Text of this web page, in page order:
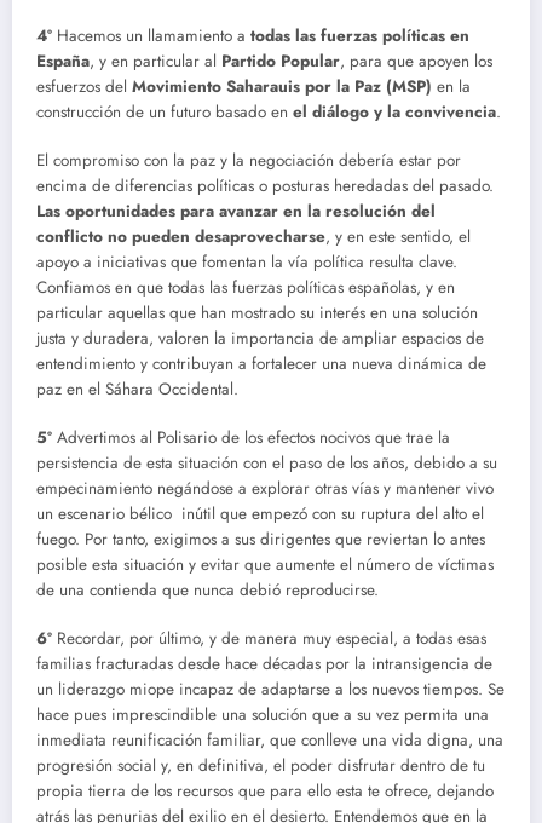
4º Hacemos un llamamiento a todas las fuerzas políticas en
España, y en particular al Partido Popular, para que apoyen los
esfuerzos del Movimiento Saharauis por la Paz (MSP) en la
construcción de un futuro basado en el diálogo y la convivencia.
El compromiso con la paz y la negociación debería estar por
encima de diferencias políticas o posturas heredadas del pasado.
Las oportunidades para avanzar en la resolución del
conflicto no pueden desaprovecharse, y en este sentido, el
apoyo a iniciativas que fomentan la vía política resulta clave.
Confiamos en que todas las fuerzas políticas españolas, y en
particular aquellas que han mostrado su interés en una solución
justa y duradera, valoren la importancia de ampliar espacios de
entendimiento y contribuyan a fortalecer una nueva dinámica de
paz en el Sáhara Occidental.
5º Advertimos al Polisario de los efectos nocivos que trae la
persistencia de esta situación con el paso de los años, debido a su
empecinamiento negándose a explorar otras vías y mantener vivo
un escenario bélico inútil que empezó con su ruptura del alto el
fuego. Por tanto, exigimos a sus dirigentes que reviertan lo antes
posible esta situación y evitar que aumente el número de víctimas
de una contienda que nunca debió reproducirse.
6º Recordar, por último, y de manera muy especial, a todas esas
familias fracturadas desde hace décadas por la intransigencia de
un liderazgo miope incapaz de adaptarse a los nuevos tiempos. Se
hace pues imprescindible una solución que a su vez permita una
inmediata reunificación familiar, que conlleve una vida digna, una
progresión social y, en definitiva, el poder disfrutar dentro de tu
propia tierra de los recursos que para ello esta te ofrece, dejando
atrás las penurias del exilio en el desierto. Entendemos que en la